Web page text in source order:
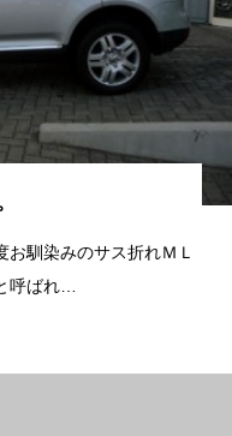
馴染みのサス折れＭＬ
呼ばれ…